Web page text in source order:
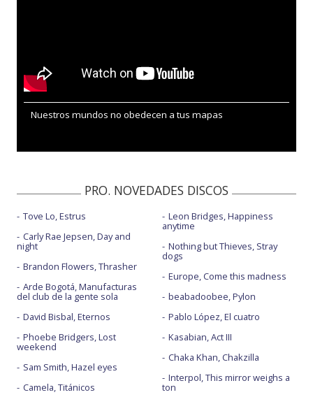
Nuestros mundos no obedecen a tus mapas
PRO. NOVEDADES DISCOS
Tove Lo, Estrus
Carly Rae Jepsen, Day and
night
Brandon Flowers, Thrasher
Arde Bogotá, Manufacturas
del club de la gente sola
David Bisbal, Eternos
Phoebe Bridgers, Lost
weekend
Sam Smith, Hazel eyes
Camela, Titánicos
Leon Bridges, Happiness
anytime
Nothing but Thieves, Stray
dogs
Europe, Come this madness
beabadoobee, Pylon
Pablo López, El cuatro
Kasabian, Act III
Chaka Khan, Chakzilla
Interpol, This mirror weighs a
ton